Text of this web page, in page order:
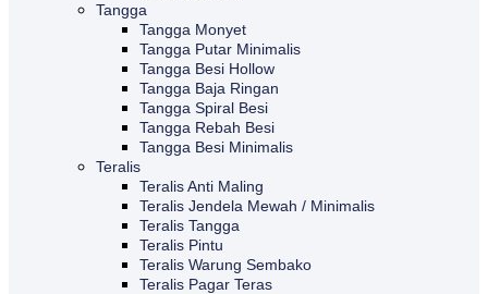
Tangga
Tangga Monyet
Tangga Putar Minimalis
Tangga Besi Hollow
Tangga Baja Ringan
Tangga Spiral Besi
Tangga Rebah Besi
Tangga Besi Minimalis
Teralis
Teralis Anti Maling
Teralis Jendela Mewah / Minimalis
Teralis Tangga
Teralis Pintu
Teralis Warung Sembako
Teralis Pagar Teras